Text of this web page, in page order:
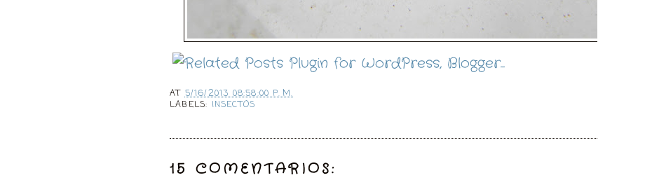
AT5/16/2013 08:58:00 P. M.
LABELS: INSECTOS
15 COMENTARIOS: